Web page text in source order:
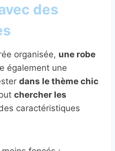
des
organisée, une robe
également une
dans le thème chic
chercher les
caractéristiques